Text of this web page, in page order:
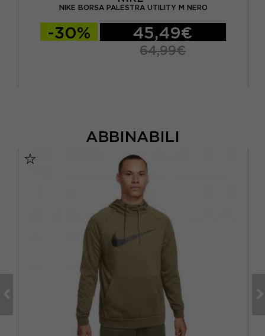
NIKE BORSA PALESTRA UTILITY M NERO
-30% 45,49€
64,99€
ABBINABILI